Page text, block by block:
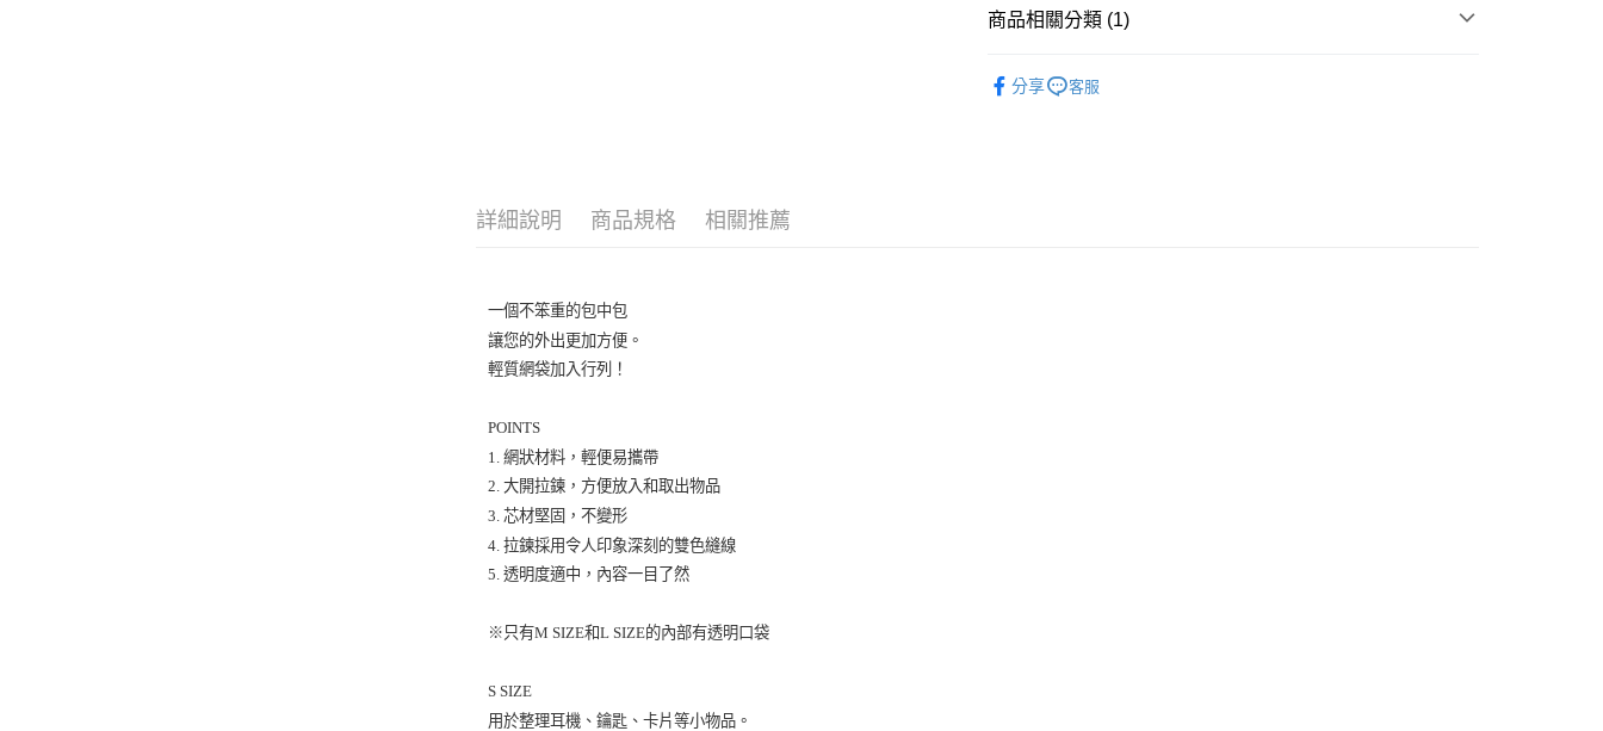
商品相關分類 (1)
分享
客服
詳細說明 商品規格 相關推薦
一個不笨重的包中包
讓您的外出更加方便。
輕質網袋加入行列！
POINTS
1. 網狀材料，輕便易攜帶
2. 大開拉鍊，方便放入和取出物品
3. 芯材堅固，不變形
4. 拉鍊採用令人印象深刻的雙色縫線
5. 透明度適中，內容一目了然
※只有M SIZE和L SIZE的內部有透明口袋
S SIZE
用於整理耳機、鑰匙、卡片等小物品。